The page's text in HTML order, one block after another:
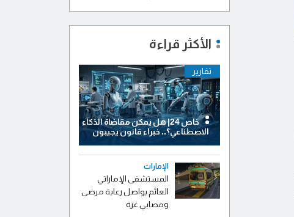
الأكثر قراءة
تقارير
خاص 24| هل يمكن مقاضاة الذكاء
الاصطناعي؟.. خبراء قانون يجيبون
الإمارات
المستشفى الإماراتي
العائم يواصل رعاية مرضى
ومصابي غزة